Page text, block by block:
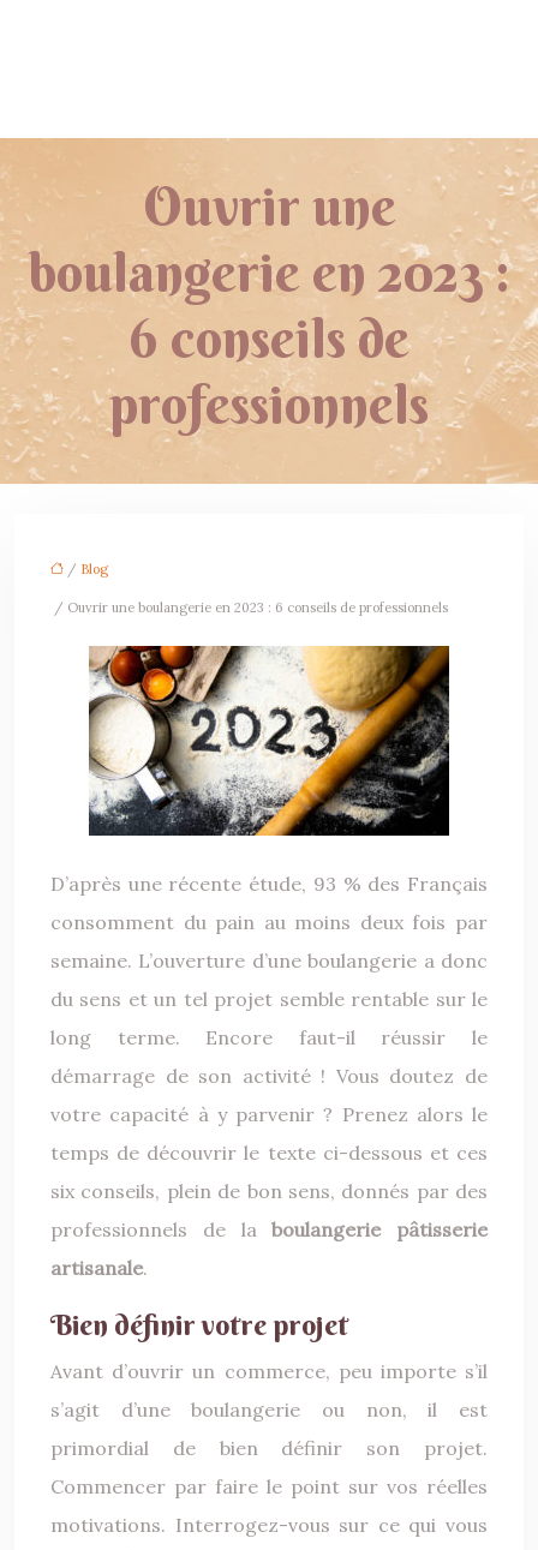
Ouvrir une
boulangerie en 2023 :
6 conseils de
professionnels
/ Blog
/ Ouvrir une boulangerie en 2023 : 6 conseils de professionnels
D’après une récente étude, 93 % des Français
consomment du pain au moins deux fois par
semaine. L’ouverture d’une boulangerie a donc
du sens et un tel projet semble rentable sur le
long terme. Encore faut-il réussir le
démarrage de son activité ! Vous doutez de
votre capacité à y parvenir ? Prenez alors le
temps de découvrir le texte ci-dessous et ces
six conseils, plein de bon sens, donnés par des
professionnels de laboulangerie pâtisserie
artisanale.
Bien définir votre projet
Avant d’ouvrir un commerce, peu importe s’il
s’agit d’une boulangerie ou non, il est
primordial de bien définir son projet.
Commencer par faire le point sur vos réelles
motivations. Interrogez-vous sur ce qui vous